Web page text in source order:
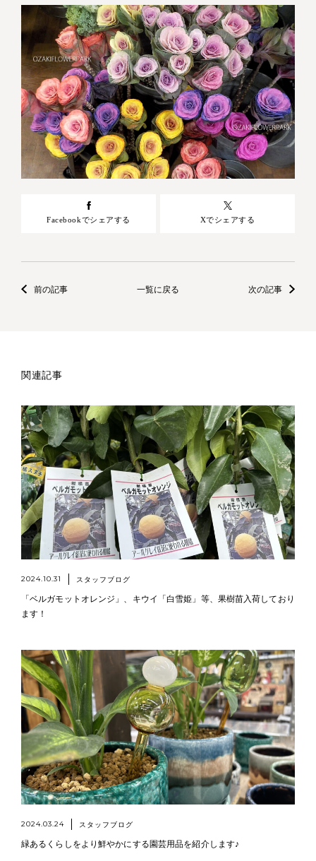
Facebookでシェアする Xでシェアする
前の記事 一覧に戻る 次の記事
関連記事
2024.10.31 スタッフブログ
「ベルガモットオレンジ」、キウイ「白雪姫」等、果樹苗入荷しており
ます！
2024.03.24 スタッフブログ
緑あるくらしをより鮮やかにする園芸用品を紹介します♪